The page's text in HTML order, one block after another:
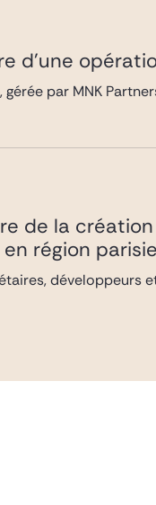
d’une
par MNK
de la
région